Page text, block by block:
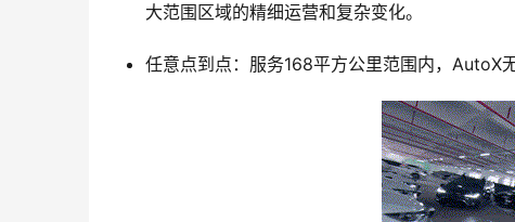
大范围区域的精细运营和复杂变化。
任意点到点：服务168平方公里范围内，AutoX